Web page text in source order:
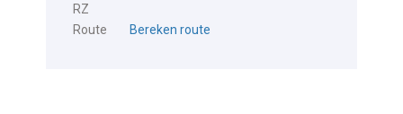
RZ
Route
Bereken route